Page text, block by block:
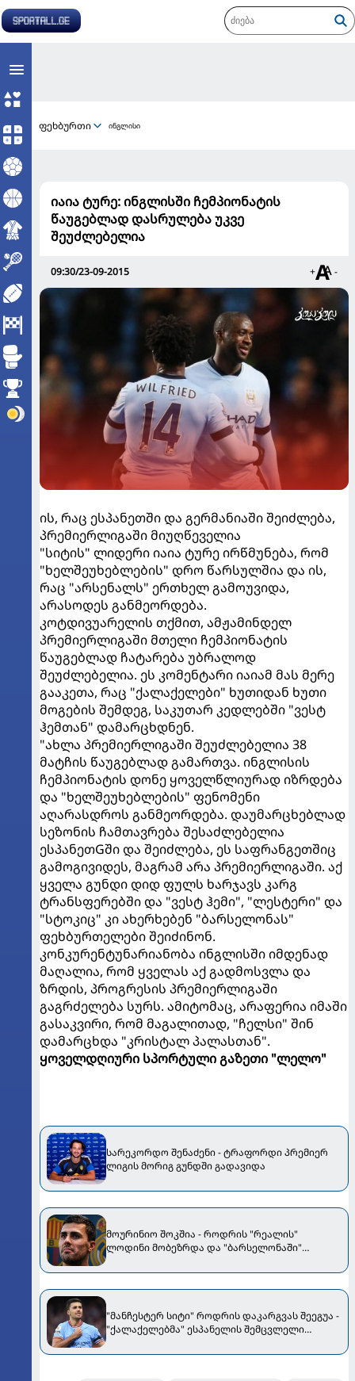
ფეხბურთი ინგლისი
იაია ტურე: ინგლისში ჩემპიონატის
წაუგებლად დასრულება უკვე
შეუძლებელია
09:30/23-09-2015 + -
ის, რაც ესპანეთში და გერმანიაში შეიძლება,
პრემიერლიგაში მიუღწეველია
"სიტის" ლიდერი იაია ტურე ირწმუნება, რომ
"ხელშეუხებლების" დრო წარსულშია და ის,
რაც "არსენალს" ერთხელ გამოუვიდა,
არასოდეს განმეორდება.
კოტდივუარელის თქმით, ამჟამინდელ
პრემიერლიგაში მთელი ჩემპიონატის
წაუგებლად ჩატარება უბრალოდ
შეუძლებელია. ეს კომენტარი იაიამ მას მერე
გააკეთა, რაც "ქალაქელები" ხუთიდან ხუთი
მოგების შემდეგ, საკუთარ კედლებში "ვესტ
ჰემთან" დამარცხდნენ.
"ახლა პრემიერლიგაში შეუძლებელია 38
მატჩის წაუგებლად გამართვა. ინგლისის
ჩემპიონატის დონე ყოველწლიურად იზრდება
და "ხელშეუხებლების" ფენომენი
აღარასდროს განმეორდება. დაუმარცხებლად
სეზონის ჩამთავრება შესაძლებელია
ესპანეთGში და შეიძლება, ეს საფრანგეთშიც
გამოგივიდეს, მაგრამ არა პრემიერლიგაში. აქ
ყველა გუნდი დიდ ფულს ხარჯავს კარგ
ტრანსფერებში და "ვესტ ჰემი", "ლესტერი" და
"სტოკიც" კი ახერხებენ "ბარსელონას"
ფეხბურთელები შეიძინონ.
კონკურენტუნარიანობა ინგლისში იმდენად
მაღალია, რომ ყველას აქ გადმოსვლა და
ზრდის, პროგრესის პრემიერლიგაში
გაგრძელება სურს. ამიტომაც, არაფერია იმაში
გასაკვირი, რომ მაგალითად, "ჩელსი" შინ
დამარცხდა "კრისტალ პალასთან".
ყოველდღიური სპორტული გაზეთი "ლელო"
სარეკორდო შენაძენი - ტრაფორდი პრემიერ
ლიგის მორიგ გუნდში გადავიდა
მოურინიო შოკშია - როდრის "რეალის"
ლოდინი მობეზრდა და "ბარსელონაში"
"მანჩესტერ სიტი" როდრის დაკარგვას შეეგუა -
"ქალაქელებმა" ესპანელის შემცვლელი